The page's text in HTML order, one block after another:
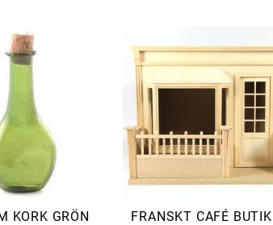
KORK GRÖN
FRANSKT CAFÉ BUTIK